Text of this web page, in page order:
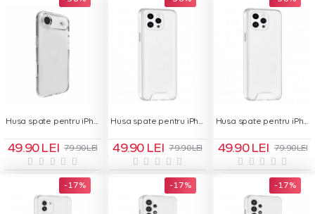
Husa spate pentru iPhone 17 Air - Space Case
49.90 LEI 79.90 LEI
Husa spate pentru iPhone 17 Pro - Space Case
49.90 LEI 79.90 LEI
Husa spate pentru iPhone 17 Pro Max - Space Case
49.90 LEI 79.90 LEI
-17 % -17 % -17 %